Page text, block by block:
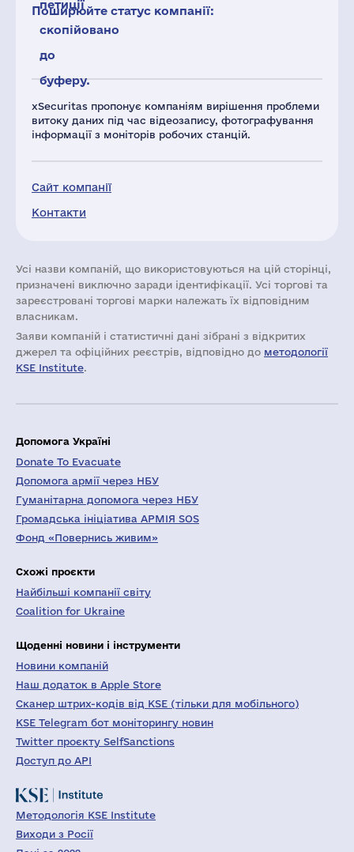
xSecuritas пропонує компаніям вирішення проблеми
витоку даних під час відеозапису, фотографування
інформації з моніторів робочих станцій.
Сайт компанії
Контакти
петиції
скопійовано
до
буферу.
Поширюйте статус компанії:
Усі назви компаній, що використовуються на цій сторінці,
призначені виключно заради ідентифікації. Усі торгові та
зареєстровані торгові марки належать їх відповідним
власникам.
Заяви компаній i статистичні дані зібрані з відкритих
джерел та офіційних реєстрів, відповідно до методології
KSE Institute.
Допомога Україні
Donate To Evacuate
Допомога армії через НБУ
Гуманітарна допомога через НБУ
Громадська ініціатива АРМІЯ SOS
Фонд «Повернись живим»
Схожі проєкти
Найбільші компанії світу
Coalition for Ukraine
Щоденні новини і інструменти
Новини компаній
Наш додаток в Apple Store
Сканер штрих-кодів від KSE (тільки для мобільного)
KSE Telegram бот моніторингу новин
Twitter проєкту SelfSanctions
Доступ до API
Методологія KSE Institute
Виходи з Росії